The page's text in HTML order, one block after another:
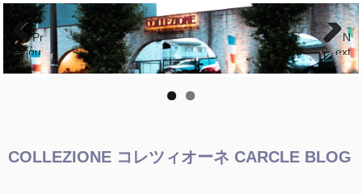
Pr
eviou
s
N
ext
COLLEZIONE コレツィオーネ CARCLE BLOG